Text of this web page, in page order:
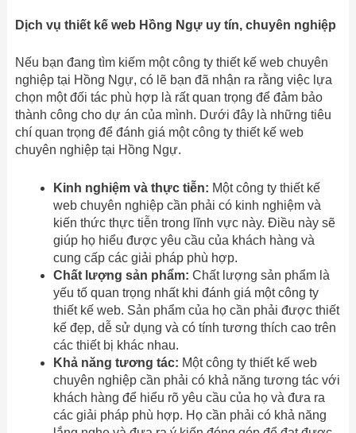
Dịch vụ thiết kế web Hồng Ngự uy tín, chuyên nghiệp
Nếu bạn đang tìm kiếm một công ty thiết kế web chuyên
nghiệp tại Hồng Ngự, có lẽ bạn đã nhận ra rằng việc lựa
chọn một đối tác phù hợp là rất quan trọng để đảm bảo
thành công cho dự án của mình. Dưới đây là những tiêu
chí quan trọng để đánh giá một công ty thiết kế web
chuyên nghiệp tại Hồng Ngự.
Kinh nghiệm và thực tiễn: Một công ty thiết kế
web chuyên nghiệp cần phải có kinh nghiệm và
kiến ​​thức thực tiễn trong lĩnh vực này. Điều này sẽ
giúp họ hiểu được yêu cầu của khách hàng và
cung cấp các giải pháp phù hợp.
Chất lượng sản phẩm: Chất lượng sản phẩm là
yếu tố quan trọng nhất khi đánh giá một công ty
thiết kế web. Sản phẩm của họ cần phải được thiết
kế đẹp, dễ sử dụng và có tính tương thích cao trên
các thiết bị khác nhau.
Khả năng tương tác: Một công ty thiết kế web
chuyên nghiệp cần phải có khả năng tương tác với
khách hàng để hiểu rõ yêu cầu của họ và đưa ra
các giải pháp phù hợp. Họ cần phải có khả năng